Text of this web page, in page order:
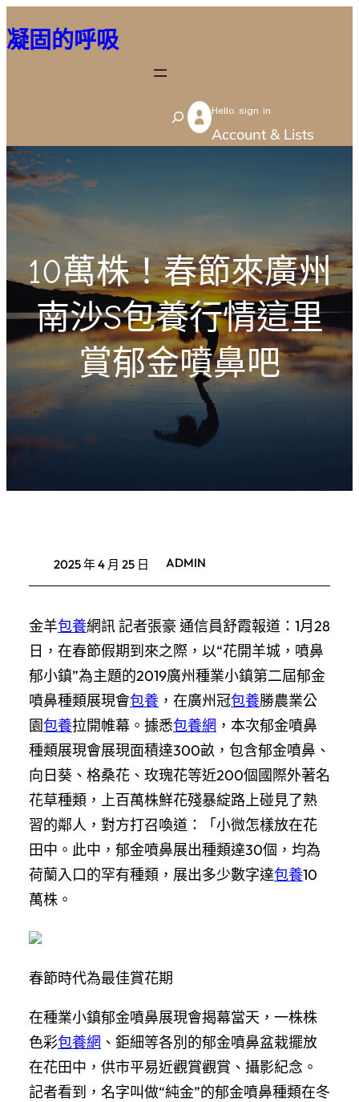
至
容
凝固的呼吸
S
e
Hello sign in
Account & Lists
10萬株！春節來廣州
南沙S包養行情這里
賞郁金噴鼻吧
2025 年 4 月 25 日 ADMIN
金羊包養網訊 記者張豪 通信員舒霞報道：1月28
日，在春節假期到來之際，以“花開羊城，噴鼻
郁小鎮”為主題的2019廣州種業小鎮第二屆郁金
噴鼻種類展現會包養 ，在廣州冠包養勝農業公
園包養拉開帷幕。據悉包養網 ，本次郁金噴鼻
種類展現會展現面積達300畝，包含郁金噴鼻、
向日葵、格桑花、玫瑰花等近200個國際外著名
花草種類，上百萬株鮮花殘暴綻路上碰見了熟
習的鄰人，對方打召喚道：「小微怎樣放在花
田中。此中，郁金噴鼻展出種類達30個，均為
荷蘭入口的罕有種類，展出多少數字達包養10
萬株。
春節時代為最佳賞花期
在種業小鎮郁金噴鼻展現會揭幕當天，一株株
色彩包養網 、鉅細等各別的郁金噴鼻盆栽擺放
在花田中，供市平易近觀賞觀賞、攝影紀念。
記者看到，名字叫做“純金”的郁金噴鼻種類在冬